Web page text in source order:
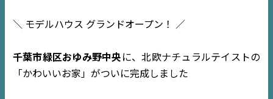
＼ モデルハウス グランドオープン！ ／
千葉市緑区おゆみ野中央に、北欧ナチュラルテイストの
「かわいいお家」がついに完成しました